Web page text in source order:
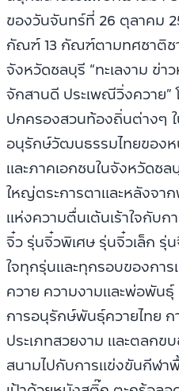
ของวันจันทร์ที่ 26 ตุลาคม
กัณฑ์ 13 กัณฑ์ตามทศชาติ
จังหวัดชลบุรี “ทะเลงาม ข่า
จักสานดี ประเพณีวิ่งควาย”
ปกครองสวนท้องถิ่นต่างๆ
อนุรักษ์วัฒนธรรมไทยของ
และภาคเอกชนในจังหวัดช
ใหญ่ตระการตาและหลังจาก
แห่งความตื่นเต้นเร้าใจกับ
จิ๋ว รุ่นจิ๋วพิเศษ รุ่นจิ๋วเล็ก
ใจทุกรุ่นและทุกรอบของกา
ควาย ความงามและพ่อพัน
การอนุรักษ์พันธุ์ควายไทย
ประเภทสวยงาม และตลก
สนามไปกับการแข่งขันกีฬา